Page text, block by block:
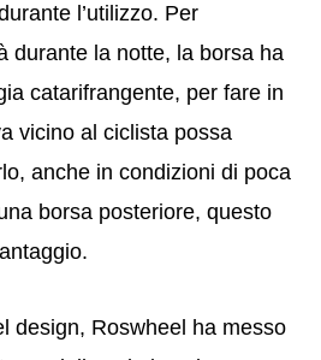
l’utilizzo. Per
durante la notte, la borsa ha
catarifrangente, per fare in
vicino al ciclista possa
anche in condizioni di poca
borsa posteriore, questo
design, Roswheel ha messo